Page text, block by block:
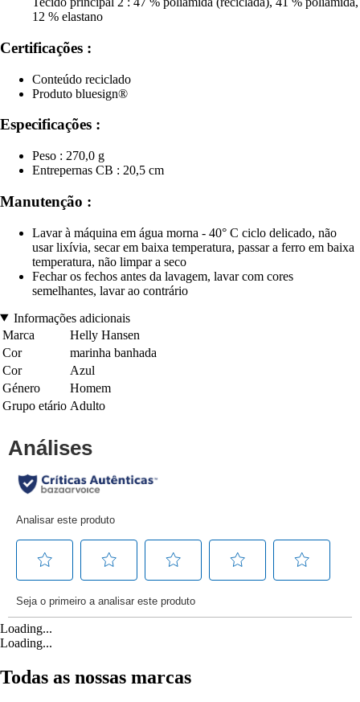
12 % elastano
Certificações :
Conteúdo reciclado
Produto bluesign®
Especificações :
Peso : 270,0 g
Entrepernas CB : 20,5 cm
Manutenção :
Lavar à máquina em água morna - 40° C ciclo delicado, não
usar lixívia, secar em baixa temperatura, passar a ferro em baixa
temperatura, não limpar a seco
Fechar os fechos antes da lavagem, lavar com cores
semelhantes, lavar ao contrário
Informações adicionais
Marca
Helly Hansen
Cor
marinha banhada
Cor
Azul
Género
Homem
Grupo etário Adulto
Loading...
Loading...
Todas as nossas marcas